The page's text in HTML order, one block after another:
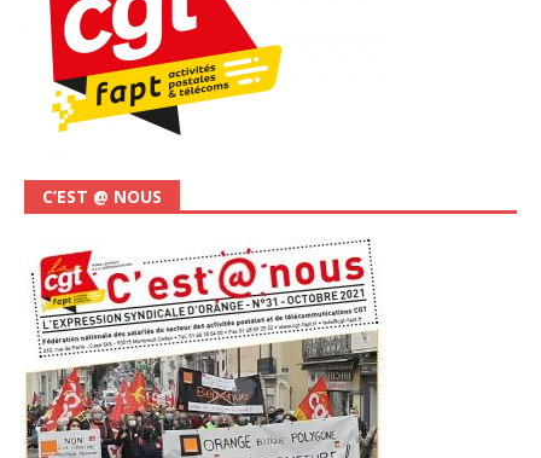
C’EST @ NOUS